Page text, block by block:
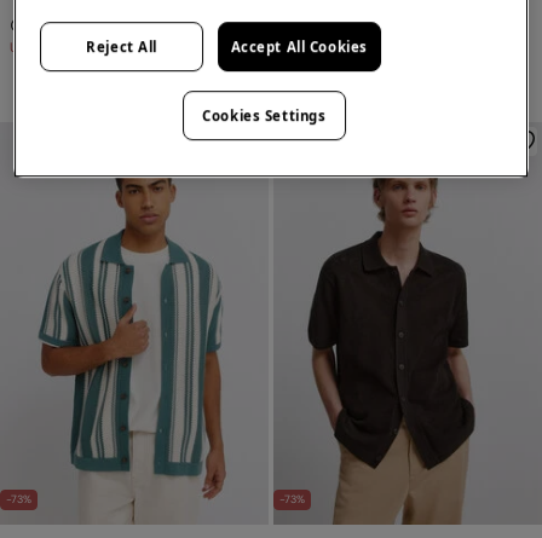
RSD 1.199,00 RSD 4.490,00
Uštede RSD 3.291,00
RSD 1.199,00
UštedeRSD 3.291,00
-73% -73%
Reject All Accept All Cookies
Cookies Settings